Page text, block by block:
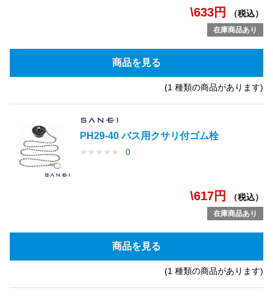
\633円 （税込）
在庫商品あり
商品を見る
(1 種類の商品があります)
PH29-40 バス用クサリ付ゴム栓
★ ★ ★ ★ ★ 0
\617円 （税込）
在庫商品あり
商品を見る
(1 種類の商品があります)